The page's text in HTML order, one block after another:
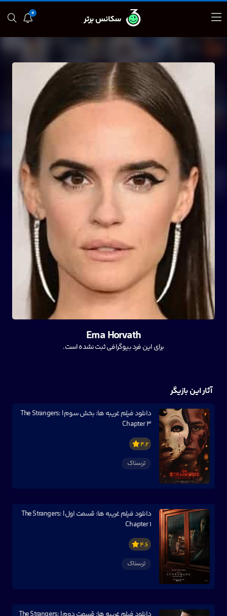
0
سکانس برتر
Ema Horvath
برای این فرد بیوگرافی ثبت نشده است.
آثار این بازیگر
دانلود فیلم غریبه ها: بخش سوم | The Strangers:
Chapter 3
4.2
ترسناک
دانلود فیلم غریبه ها: قسمت اول | The Strangers:
Chapter 1
4.6
ترسناک